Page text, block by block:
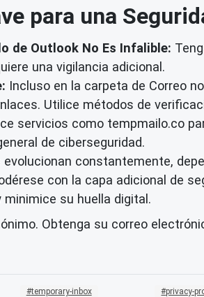
para una
de Outlook No Es Infalible:
una vigilancia adicional.
Incluso en la carpeta de Correo
Utilice métodos de
servicios como tempmailo.co
de ciberseguridad.
evolucionan constantemente,
con la capa adicional de
minimice su huella digital.
Obtenga su correo
temporary-inbox privacy-